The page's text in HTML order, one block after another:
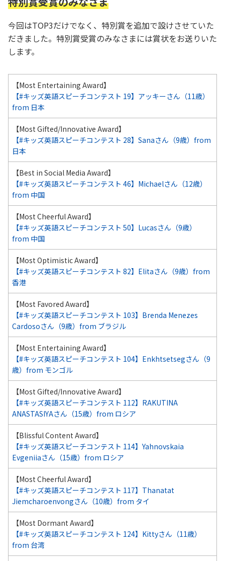
今回はTOP3だけでなく、特別賞を追加で設けさせていた
だきました。特別賞受賞のみなさまには賞状をお送りいた
します。
【Most Entertaining Award】
【#キッズ英語スピーチコンテスト 19】アッキーさん（11歳）
from 日本
【Most Gifted/Innovative Award】
【#キッズ英語スピーチコンテスト 28】Sanaさん（9歳）from
日本
【Best in Social Media Award】
【#キッズ英語スピーチコンテスト 46】Michaelさん（12歳）
from 中国
【Most Cheerful Award】
【#キッズ英語スピーチコンテスト 50】Lucasさん（9歳）
from 中国
【Most Optimistic Award】
【#キッズ英語スピーチコンテスト 82】Elitaさん（9歳）from
香港
【Most Favored Award】
【#キッズ英語スピーチコンテスト 103】Brenda Menezes
Cardosoさん（9歳）from ブラジル
【Most Entertaining Award】
【#キッズ英語スピーチコンテスト 104】Enkhtsetsegさん（9
歳）from モンゴル
【Most Gifted/Innovative Award】
【#キッズ英語スピーチコンテスト 112】RAKUTINA
ANASTASIYAさん（15歳）from ロシア
【Blissful Content Award】
【#キッズ英語スピーチコンテスト 114】Yahnovskaia
Evgeniiaさん（15歳）from ロシア
【Most Cheerful Award】
【#キッズ英語スピーチコンテスト 117】Thanatat
Jiemcharoenvongさん（10歳）from タイ
【Most Dormant Award】
【#キッズ英語スピーチコンテスト 124】Kittyさん（11歳）
from 台湾